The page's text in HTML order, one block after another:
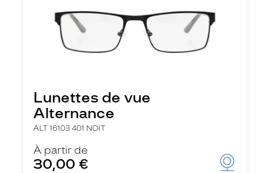
Lunettes de vue
Alternance
ALT 16103 401 NOIT
À partir de
30,00 €